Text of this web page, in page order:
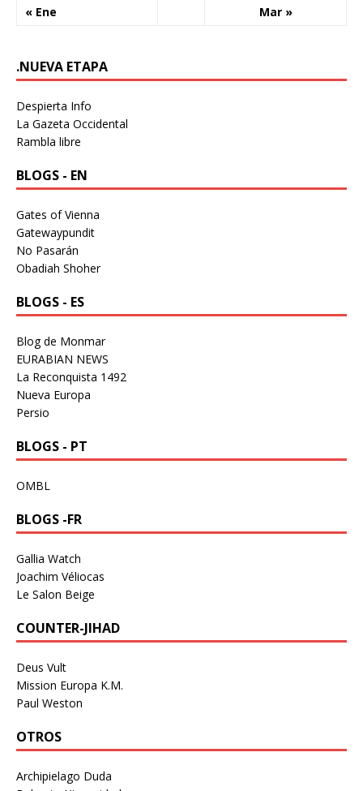
« Ene Mar »
.NUEVA ETAPA
Despierta Info
La Gazeta Occidental
Rambla libre
BLOGS - EN
Gates of Vienna
Gatewaypundit
No Pasarán
Obadiah Shoher
BLOGS - ES
Blog de Monmar
EURABIAN NEWS
La Reconquista 1492
Nueva Europa
Persio
BLOGS - PT
OMBL
BLOGS -FR
Gallia Watch
Joachim Véliocas
Le Salon Beige
COUNTER-JIHAD
Deus Vult
Mission Europa K.M.
Paul Weston
OTROS
Archipielago Duda